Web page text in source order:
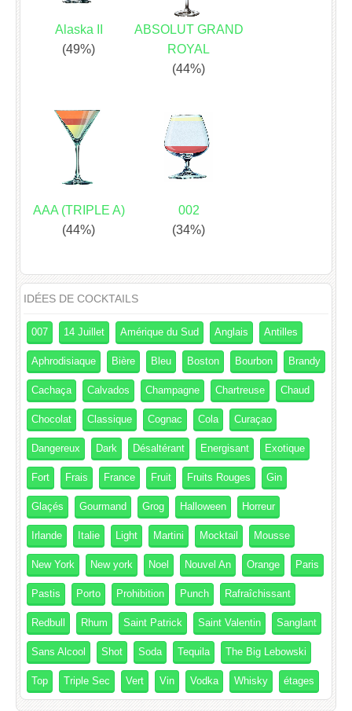
Alaska II
(49%)
ABSOLUT GRAND
ROYAL
(44%)
AAA (TRIPLE A)
(44%)
002
(34%)
IDÉES DE COCKTAILS
007 14 Juillet Amérique du Sud Anglais Antilles
Aphrodisiaque Bière Bleu Boston Bourbon Brandy
Cachaça Calvados Champagne Chartreuse Chaud
Chocolat Classique Cognac Cola Curaçao
Dangereux Dark Désaltérant Energisant Exotique
Fort Frais France Fruit Fruits Rouges Gin
Glaçés Gourmand Grog Halloween Horreur
Irlande Italie Light Martini Mocktail Mousse
New York New york Noel Nouvel An Orange Paris
Pastis Porto Prohibition Punch Rafraîchissant
Redbull Rhum Saint Patrick Saint Valentin Sanglant
Sans Alcool Shot Soda Tequila The Big Lebowski
Top Triple Sec Vert Vin Vodka Whisky étages